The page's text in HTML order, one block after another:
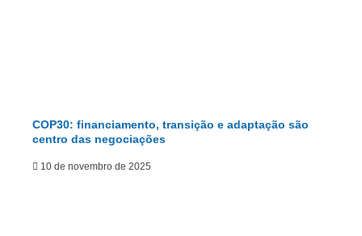
COP30: financiamento, transição e adaptação são
centro das negociações
10 de novembro de 2025